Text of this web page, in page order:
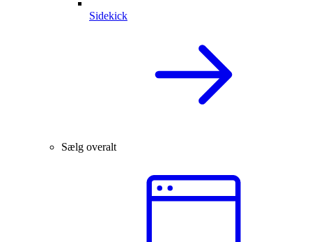
Sidekick
Sælg overalt